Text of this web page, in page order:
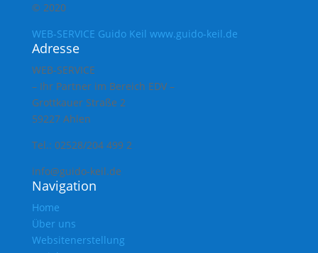
© 2020
WEB-SERVICE Guido Keil www.guido-keil.de
Adresse
WEB-SERVICE
– Ihr Partner im Bereich EDV –
Grottkauer Straße 2
59227 Ahlen
Tel.: 02528/204 499 2
info@guido-keil.de
Navigation
Home
Über uns
Websitenerstellung